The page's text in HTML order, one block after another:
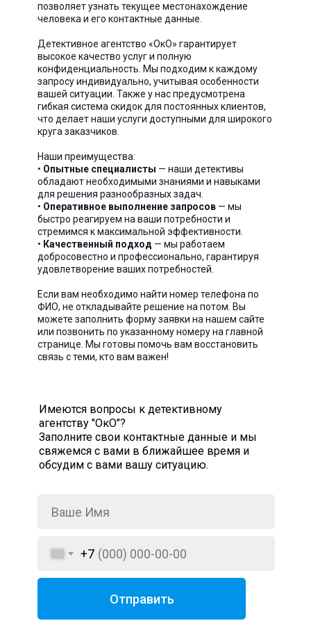
позволяет узнать текущее местонахождение
человека и его контактные данные.
Детективное агентство «ОкО» гарантирует
высокое качество услуг и полную
конфиденциальность. Мы подходим к каждому
запросу индивидуально, учитывая особенности
вашей ситуации. Также у нас предусмотрена
гибкая система скидок для постоянных клиентов,
что делает наши услуги доступными для широкого
круга заказчиков.
Наши преимущества:
• Опытные специалисты — наши детективы
обладают необходимыми знаниями и навыками
для решения разнообразных задач.
• Оперативное выполнение запросов — мы
быстро реагируем на ваши потребности и
стремимся к максимальной эффективности.
• Качественный подход — мы работаем
добросовестно и профессионально, гарантируя
удовлетворение ваших потребностей.
Если вам необходимо найти номер телефона по
ФИО, не откладывайте решение на потом. Вы
можете заполнить форму заявки на нашем сайте
или позвонить по указанному номеру на главной
странице. Мы готовы помочь вам восстановить
связь с теми, кто вам важен!
Имеются вопросы к детективному
агентству "ОкО"?
Заполните свои контактные данные и мы
свяжемся с вами в ближайшее время и
обсудим с вами вашу ситуацию.
+7
Отправить